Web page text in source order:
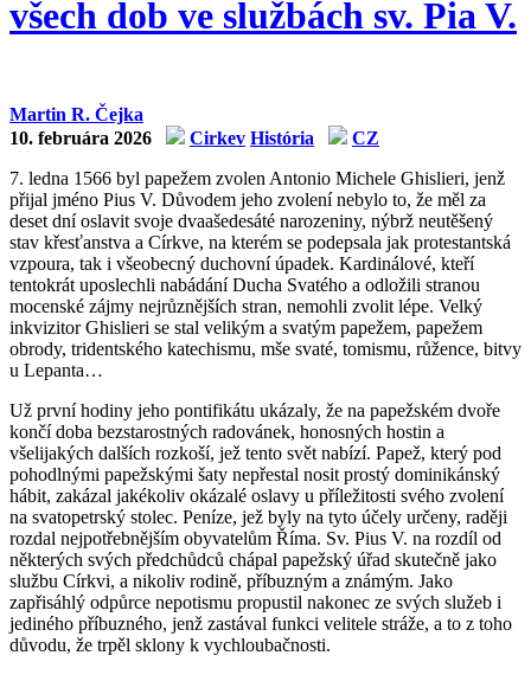
všech dob ve službách sv. Pia V.
Martin R. Čejka
10. februára 2026
Cirkev História
CZ
7. ledna 1566 byl papežem zvolen Antonio Michele Ghislieri, jenž
přijal jméno Pius V. Důvodem jeho zvolení nebylo to, že měl za
deset dní oslavit svoje dvaašedesáté narozeniny, nýbrž neutěšený
stav křesťanstva a Církve, na kterém se podepsala jak protestantská
vzpoura, tak i všeobecný duchovní úpadek. Kardinálové, kteří
tentokrát uposlechli nabádání Ducha Svatého a odložili stranou
mocenské zájmy nejrůznějších stran, nemohli zvolit lépe. Velký
inkvizitor Ghislieri se stal velikým a svatým papežem, papežem
obrody, tridentského katechismu, mše svaté, tomismu, růžence, bitvy
u Lepanta…
Už první hodiny jeho pontifikátu ukázaly, že na papežském dvoře
končí doba bezstarostných radovánek, honosných hostin a
všelijakých dalších rozkoší, jež tento svět nabízí. Papež, který pod
pohodlnými papežskými šaty nepřestal nosit prostý dominikánský
hábit, zakázal jakékoliv okázalé oslavy u příležitosti svého zvolení
na svatopetrský stolec. Peníze, jež byly na tyto účely určeny, raději
rozdal nejpotřebnějším obyvatelům Říma. Sv. Pius V. na rozdíl od
některých svých předchůdců chápal papežský úřad skutečně jako
službu Církvi, a nikoliv rodině, příbuzným a známým. Jako
zapřisáhlý odpůrce nepotismu propustil nakonec ze svých služeb i
jediného příbuzného, jenž zastával funkci velitele stráže, a to z toho
důvodu, že trpěl sklony k vychloubačnosti.